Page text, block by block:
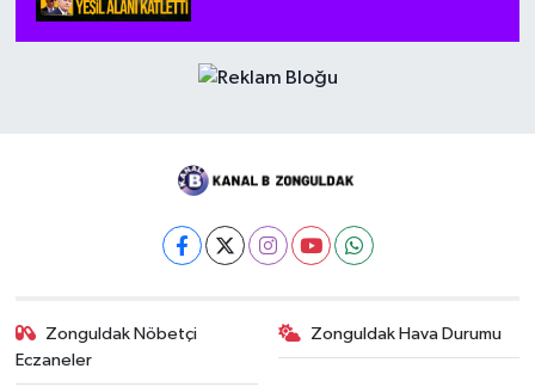
Zonguldak Nöbetçi
Eczaneler
Zonguldak Hava Durumu